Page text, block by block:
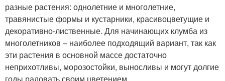
разные растения: однолетние и многолетние,
травянистые формы и кустарники, красивоцветущие и
декоративно-лиственные. Для начинающих клумба из
многолетников – наиболее подходящий вариант, так как
эти растения в основной массе достаточно
неприхотливы, морозостойки, выносливы и могут долгие
годы радовать своим цветением.